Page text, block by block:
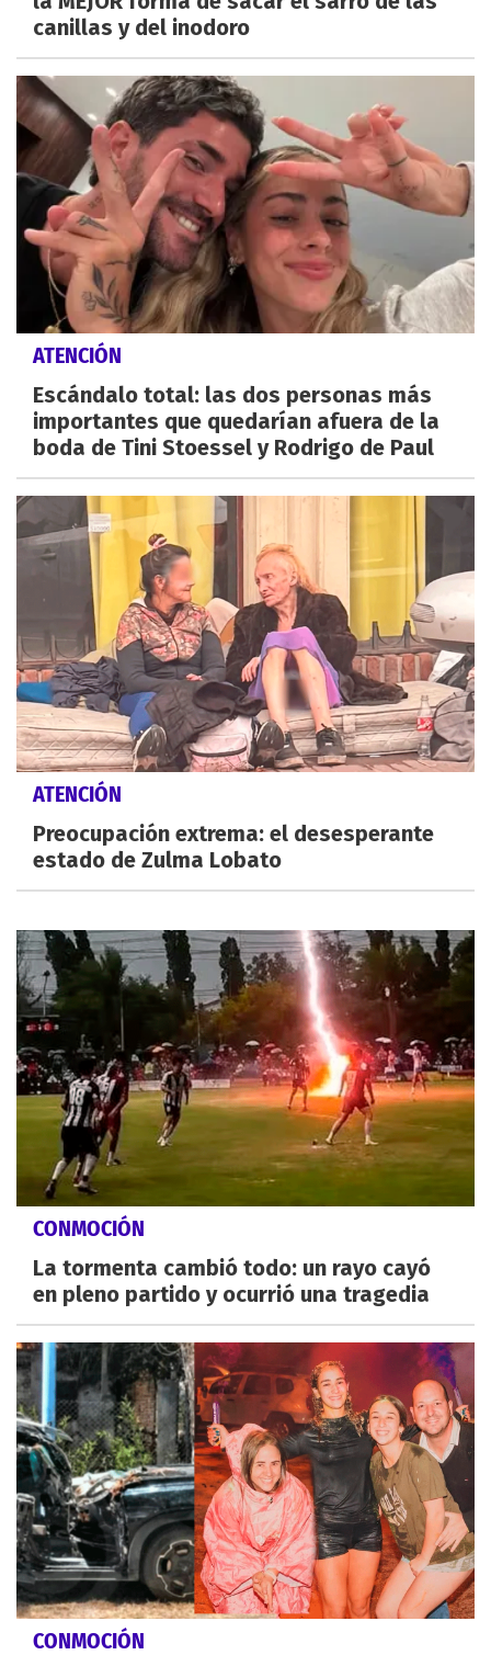
canillas y del inodoro
ATENCIÓN
Escándalo total: las dos personas más
importantes que quedarían afuera de la
boda de Tini Stoessel y Rodrigo de Paul
ATENCIÓN
Preocupación extrema: el desesperante
estado de Zulma Lobato
CONMOCIÓN
La tormenta cambió todo: un rayo cayó
en pleno partido y ocurrió una tragedia
CONMOCIÓN